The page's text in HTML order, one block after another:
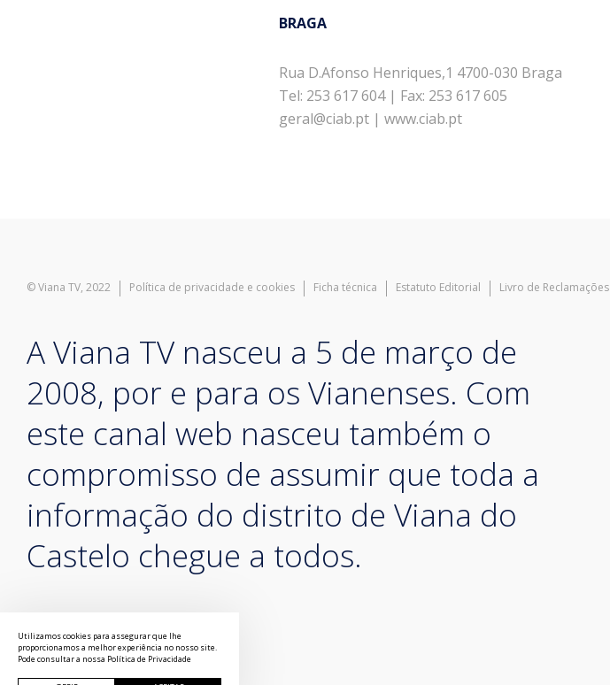
BRAGA
Rua D.Afonso Henriques,1 4700-030 Braga
Tel: 253 617 604 | Fax: 253 617 605
geral@ciab.pt | www.ciab.pt
© Viana TV, 2022 Política de privacidade e cookies Ficha técnica Estatuto Editorial Livro de Reclamações
A Viana TV nasceu a 5 de março de
2008, por e para os Vianenses. Com
este canal web nasceu também o
compromisso de assumir que toda a
informação do distrito de Viana do
Castelo chegue a todos.
Utilizamos cookies para assegurar que lhe
proporcionamos a melhor experiência no nosso site.
Pode consultar a nossa Política de Privacidade